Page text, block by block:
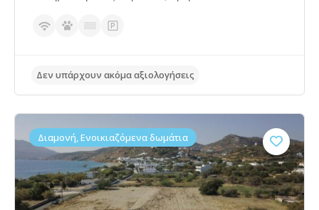
Διαμονή, Ενοικιαζόμενα δωμάτια